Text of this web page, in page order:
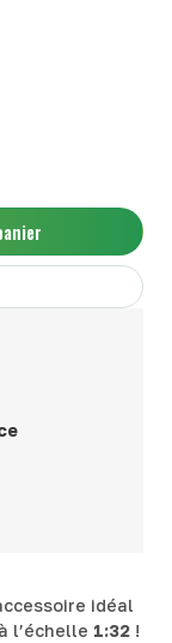
idéal
l’échelle 1:32 !